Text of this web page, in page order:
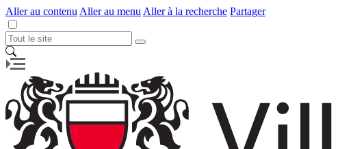
Aller au contenu Aller au menu Aller à la recherche Partager